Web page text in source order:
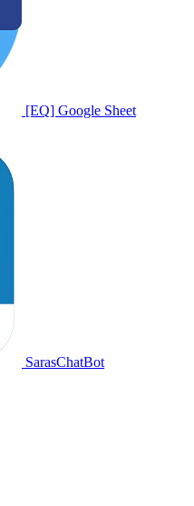
[EQ] Google Sheet
SarasChatBot